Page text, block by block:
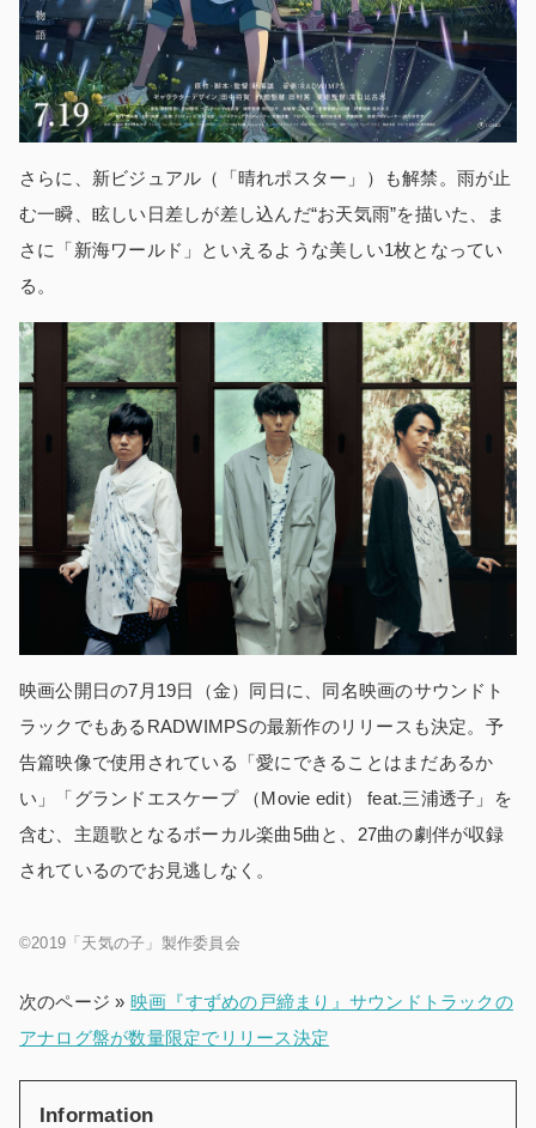
さらに、新ビジュアル（「晴れポスター」）も解禁。雨が止
む一瞬、眩しい日差しが差し込んだ“お天気雨”を描いた、ま
さに「新海ワールド」といえるような美しい1枚となってい
る。
映画公開日の7月19日（金）同日に、同名映画のサウンドト
ラックでもあるRADWIMPSの最新作のリリースも決定。予
告篇映像で使用されている「愛にできることはまだあるか
い」「グランドエスケープ （Movie edit） feat.三浦透子」を
含む、主題歌となるボーカル楽曲5曲と、27曲の劇伴が収録
されているのでお見逃しなく。
©️2019「天気の子」製作委員会
次のページ » 映画『すずめの戸締まり』サウンドトラックの
アナログ盤が数量限定でリリース決定
Information